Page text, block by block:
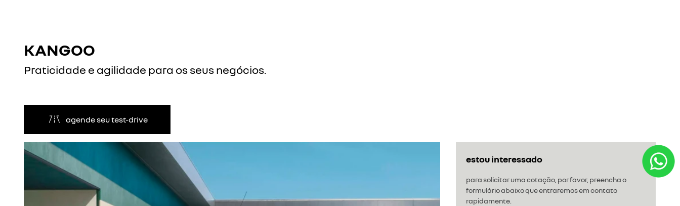
KANGOO
Praticidade e agilidade para os seus negócios.
agende seu test-drive
estou interessado
para solicitar uma cotação, por favor, preencha o
formulário abaixo que entraremos em contato
rapidamente.